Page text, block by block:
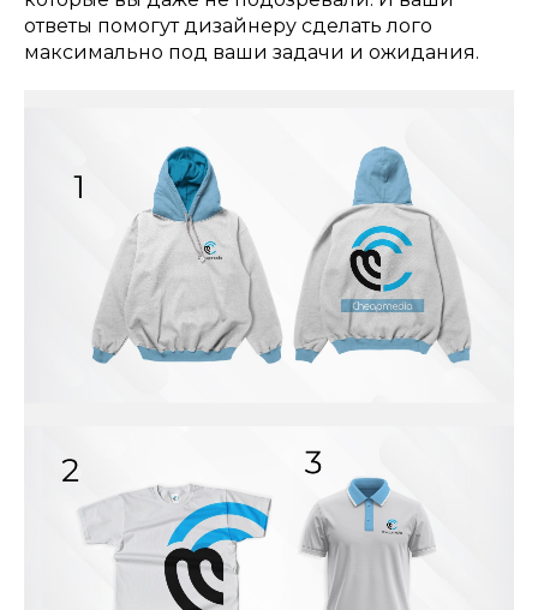
ответы помогут дизайнеру сделать лого
максимально под ваши задачи и ожидания.